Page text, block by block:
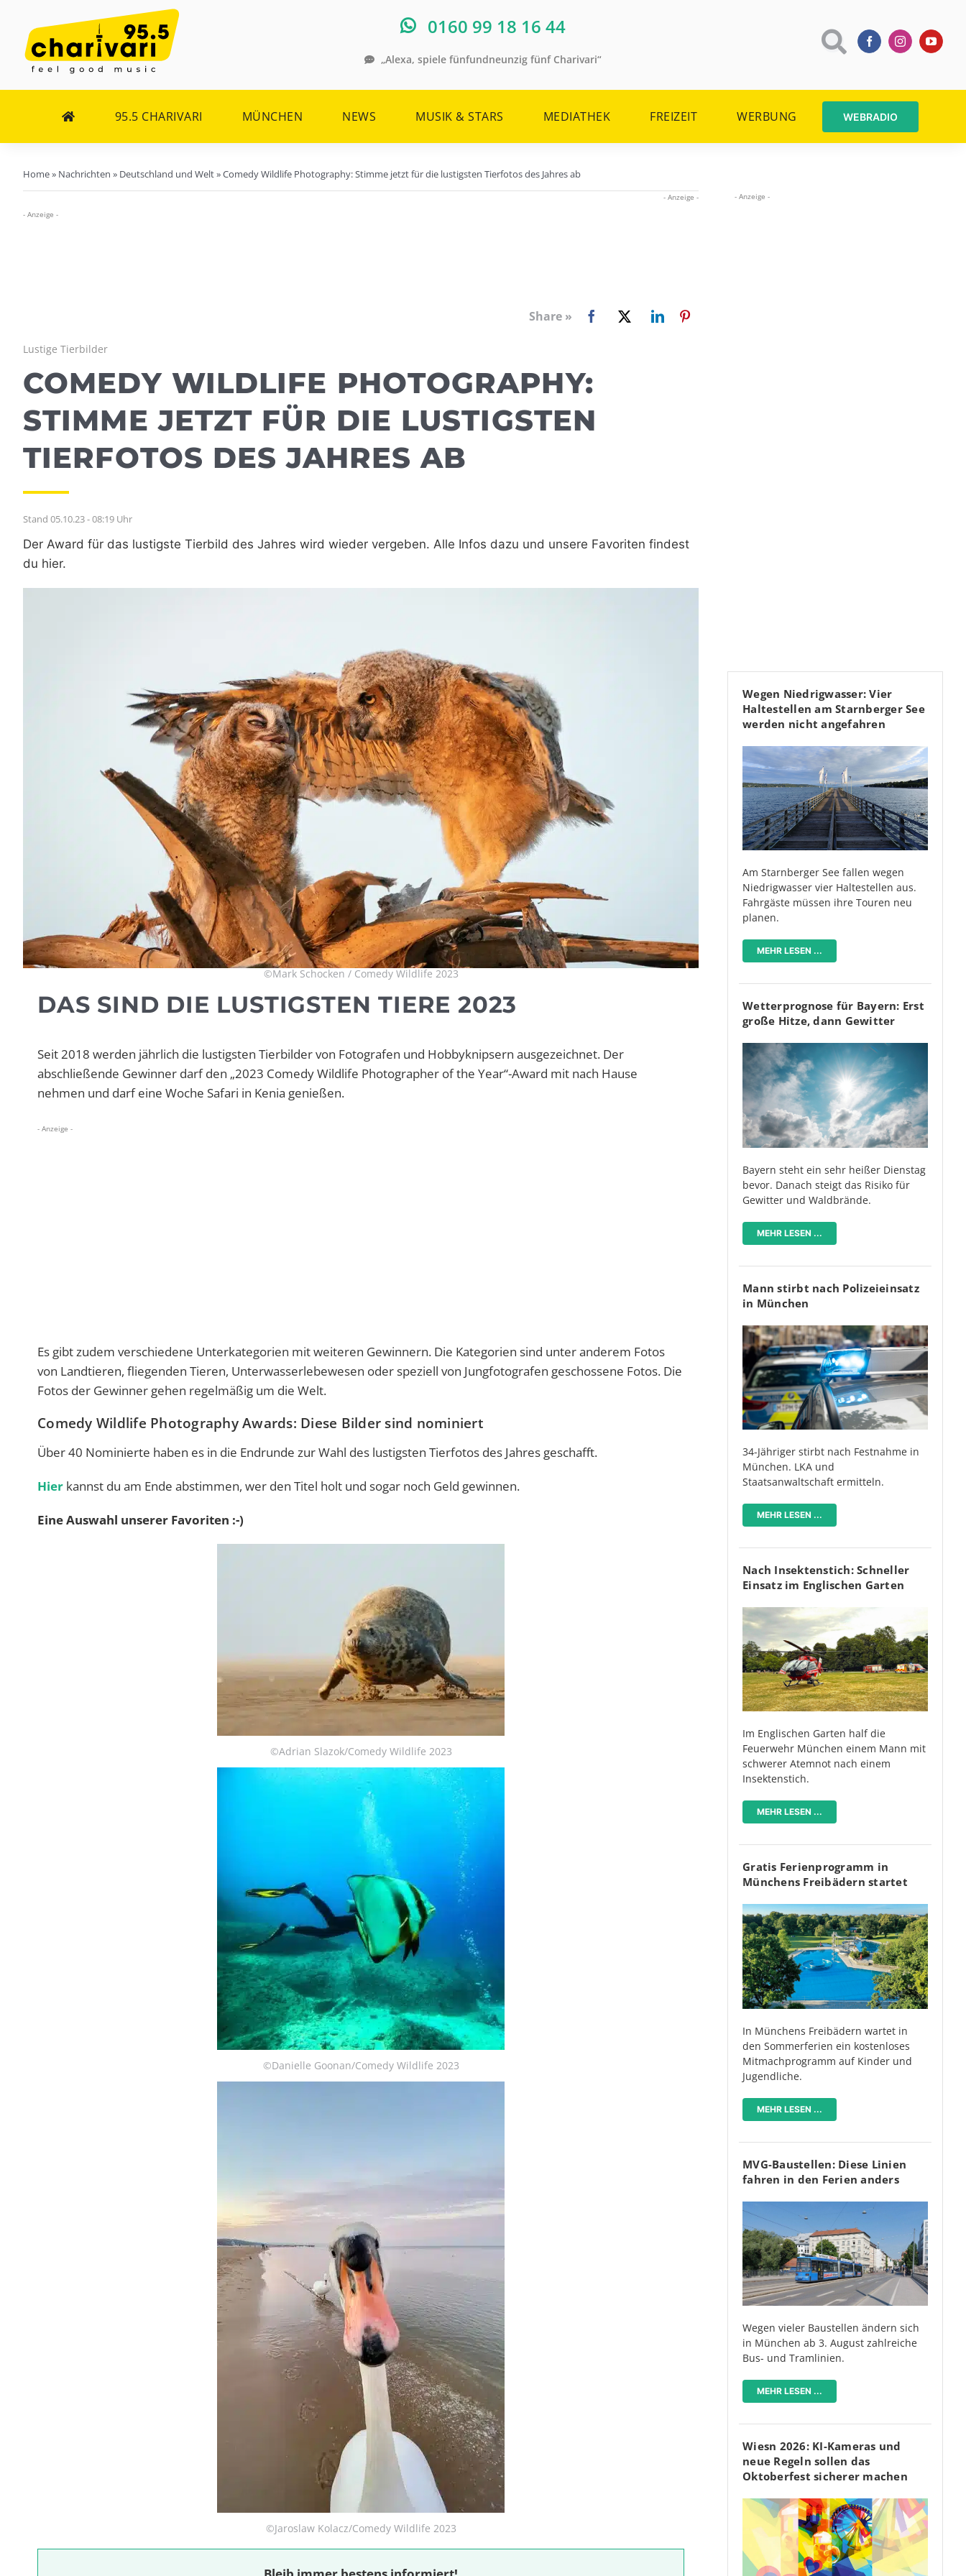
Inhalt
springen
0160 99 18 16 44
„Alexa, spiele fünfundneunzig fünf Charivari“
95.5 CHARIVARI MÜNCHEN NEWS MUSIK & STARS MEDIATHEK FREIZEIT WERBUNG WEBRADIO
Home» Nachrichten » Deutschland und Welt»Comedy Wildlife Photography: Stimme jetzt für die lustigsten Tierfotos des Jahres ab
- Anzeige -
- Anzeige -
Share »
Lustige Tierbilder
COMEDY WILDLIFE PHOTOGRAPHY:
STIMME JETZT FÜR DIE LUSTIGSTEN
TIERFOTOS DES JAHRES AB
Stand 05.10.23 - 08:19 Uhr
Der Award für das lustigste Tierbild des Jahres wird wieder vergeben. Alle Infos dazu und unsere Favoriten findest
du hier.
©Mark Schocken / Comedy Wildlife 2023
DAS SIND DIE LUSTIGSTEN TIERE 2023
Seit 2018 werden jährlich die lustigsten Tierbilder von Fotografen und Hobbyknipsern ausgezeichnet. Der
abschließende Gewinner darf den „2023 Comedy Wildlife Photographer of the Year“-Award mit nach Hause
nehmen und darf eine Woche Safari in Kenia genießen.
- Anzeige -
Es gibt zudem verschiedene Unterkategorien mit weiteren Gewinnern. Die Kategorien sind unter anderem Fotos
von Landtieren, fliegenden Tieren, Unterwasserlebewesen oder speziell von Jungfotografen geschossene Fotos. Die
Fotos der Gewinner gehen regelmäßig um die Welt.
Comedy Wildlife Photography Awards: Diese Bilder sind nominiert
Über 40 Nominierte haben es in die Endrunde zur Wahl des lustigsten Tierfotos des Jahres geschafft.
Hier kannst du am Ende abstimmen, wer den Titel holt und sogar noch Geld gewinnen.
Eine Auswahl unserer Favoriten :-)
©Adrian Slazok/Comedy Wildlife 2023
©Danielle Goonan/Comedy Wildlife 2023
©Jaroslaw Kolacz/Comedy Wildlife 2023
- Anzeige -
Wegen Niedrigwasser: Vier
Haltestellen am Starnberger See
werden nicht angefahren
Am Starnberger See fallen wegen
Niedrigwasser vier Haltestellen aus.
Fahrgäste müssen ihre Touren neu
planen.
MEHR LESEN ...
Wetterprognose für Bayern: Erst
große Hitze, dann Gewitter
Bayern steht ein sehr heißer Dienstag
bevor. Danach steigt das Risiko für
Gewitter und Waldbrände.
MEHR LESEN ...
Mann stirbt nach Polizeieinsatz
in München
34-Jähriger stirbt nach Festnahme in
München. LKA und
Staatsanwaltschaft ermitteln.
MEHR LESEN ...
Nach Insektenstich: Schneller
Einsatz im Englischen Garten
Im Englischen Garten half die
Feuerwehr München einem Mann mit
schwerer Atemnot nach einem
Insektenstich.
MEHR LESEN ...
Gratis Ferienprogramm in
Münchens Freibädern startet
In Münchens Freibädern wartet in
den Sommerferien ein kostenloses
Mitmachprogramm auf Kinder und
Jugendliche.
MEHR LESEN ...
MVG-Baustellen: Diese Linien
fahren in den Ferien anders
Wegen vieler Baustellen ändern sich
in München ab 3. August zahlreiche
Bus- und Tramlinien.
MEHR LESEN ...
Wiesn 2026: KI-Kameras und
neue Regeln sollen das
Oktoberfest sicherer machen